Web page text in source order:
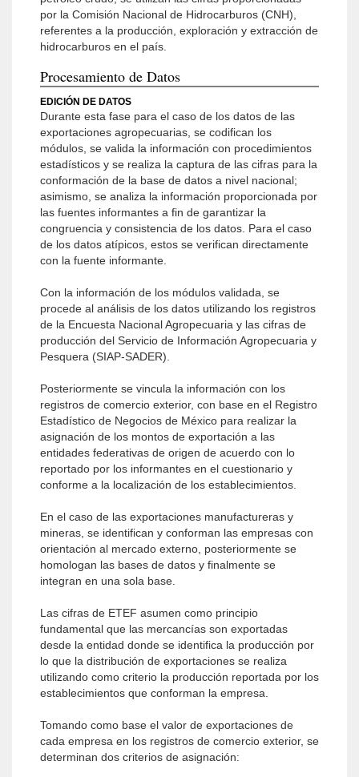
por la Comisión Nacional de Hidrocarburos (CNH),
referentes a la producción, exploración y extracción de
hidrocarburos en el país.
Procesamiento de Datos
EDICIÓN DE DATOS
Durante esta fase para el caso de los datos de las
exportaciones agropecuarias, se codifican los
módulos, se valida la información con procedimientos
estadísticos y se realiza la captura de las cifras para la
conformación de la base de datos a nivel nacional;
asimismo, se analiza la información proporcionada por
las fuentes informantes a fin de garantizar la
congruencia y consistencia de los datos. Para el caso
de los datos atípicos, estos se verifican directamente
con la fuente informante.
Con la información de los módulos validada, se
procede al análisis de los datos utilizando los registros
de la Encuesta Nacional Agropecuaria y las cifras de
producción del Servicio de Información Agropecuaria y
Pesquera (SIAP-SADER).
Posteriormente se vincula la información con los
registros de comercio exterior, con base en el Registro
Estadístico de Negocios de México para realizar la
asignación de los montos de exportación a las
entidades federativas de origen de acuerdo con lo
reportado por los informantes en el cuestionario y
conforme a la localización de los establecimientos.
En el caso de las exportaciones manufactureras y
mineras, se identifican y conforman las empresas con
orientación al mercado externo, posteriormente se
homologan las bases de datos y finalmente se
integran en una sola base.
Las cifras de ETEF asumen como principio
fundamental que las mercancías son exportadas
desde la entidad donde se identifica la producción por
lo que la distribución de exportaciones se realiza
utilizando como criterio la producción reportada por los
establecimientos que conforman la empresa.
Tomando como base el valor de exportaciones de
cada empresa en los registros de comercio exterior, se
determinan dos criterios de asignación: